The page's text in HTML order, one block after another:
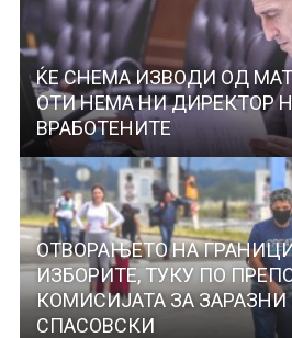
ЌЕ СНЕМА ИЗВОДИ ОД
ОТИ НЕМА НИ ДИРЕКТОР
ВРАБОТЕНИТЕ
ОТВОРАЊЕТО НА
ИЗБОРИТЕ, ТУКУ ПО
КОМИСИЈАТА ЗА ЗАРАЗНИ
СПАСОВСКИ